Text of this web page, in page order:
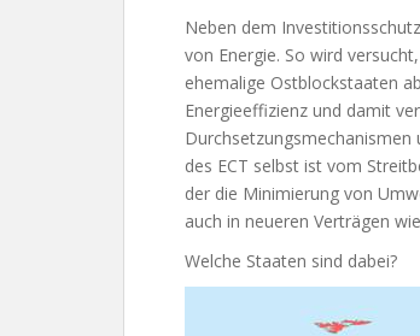
Neben dem
von Energie. So wird
ehemalige Ostblockstaaten
Energieeffizienz und damit
Durchsetzungsmechanismen
des ECT selbst ist vom
der die Minimierung von
auch in neueren Verträgen wie
Welche Staaten sind dabei?